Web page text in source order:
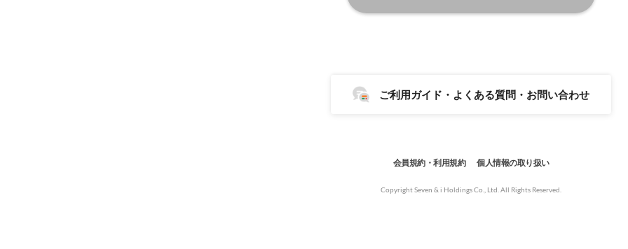
ご利用ガイド・よくある質問・お問い合わせ
会員規約・利用規約 個人情報の取り扱い
Copyright Seven & i Holdings Co., Ltd. All Rights Reserved.